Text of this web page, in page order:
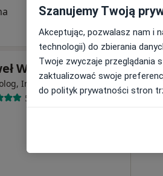
200 zł
Waloszek
Internista ·Więcej
538 opinii
Szanujemy Twoją
Akceptując, pozwalasz nam i
technologii) do zbierania
Twoje zwyczaje przeglądania
zaktualizować swoje
do polityk prywatności stron